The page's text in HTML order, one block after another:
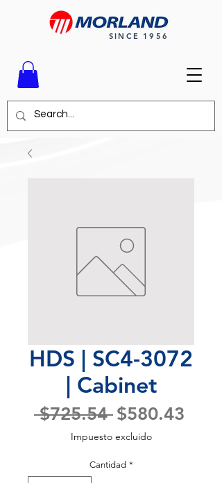
SINCE 1956
HDS | SC4-3072
| Cabinet
$725.54 Precio
$580.43
Impuesto excluido
Cantidad *